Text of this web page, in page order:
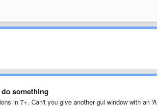
something
in 7+. Can't you give another gui window with an